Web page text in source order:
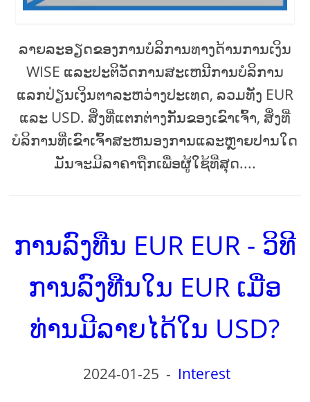
ລາຍລະອຽດຂອງການບໍລິການທາງດ້ານການເງິນ
WISE ແລະປະຕິວັດການສະເຫນີການບໍລິການ
ແລກປ່ຽນເງິນຕາລະຫວ່າງປະເທດ, ລວມທັງ EUR
ແລະ USD. ສິ່ງທີ່ແຕກຕ່າງກັນຂອງເຂົາເຈົ້າ, ສິ່ງທີ່
ບໍລິການທີ່ເຂົາເຈົ້າສະຫນອງການແລະຫຼາຍປານໃດ
ມັນຈະມີລາຄາຖືກເພື່ອຜູ້ໃຊ້ທີ່ສຸດ....
ການລົງທືນ EUR EUR - ວິທີ
ການລົງທືນໃນ EUR ເມື່ອ
ທ່ານມີລາຍໄດ້ໃນ USD?
2024-01-25 - Interest